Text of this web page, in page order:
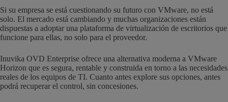
Si su empresa se está cuestionando su futuro con VMware, no está
solo. El mercado está cambiando y muchas organizaciones están
dispuestas a adoptar una plataforma de virtualización de escritorios que
funcione para ellas, no solo para el proveedor.
Inuvika OVD Enterprise ofrece una alternativa moderna a VMware
Horizon que es segura, rentable y construida en torno a las necesidades
reales de los equipos de TI. Cuanto antes explore sus opciones, antes
podrá recuperar el control, sin concesiones.